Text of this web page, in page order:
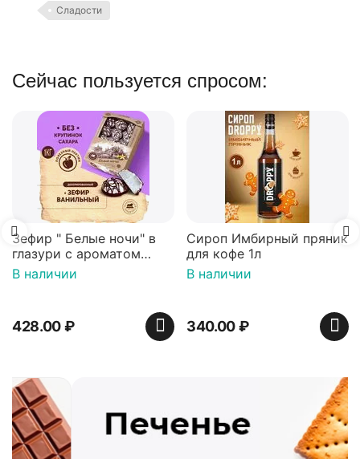
Сладости
Сейчас пользуется спросом:
Зефир " Белые ночи" в
глазури с ароматом
ванили декорированный
900 гр*4 (телевизор)
В наличии
428.00₽
Сироп Имбирный пряник
для кофе 1л
В наличии
340.00₽